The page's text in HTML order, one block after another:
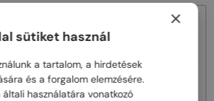
×
sütiket használ
a tartalom, a hirdetések
és a forgalom elemzésére.
használatára vonatkozó